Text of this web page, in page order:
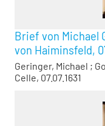
Brief von Michael
von Haiminsfeld,
Geringer, Michael ;
Celle, 07.07.1631